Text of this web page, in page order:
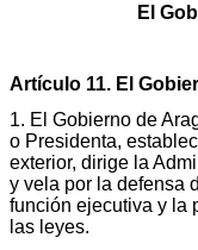
El
Artículo 11. El
1. El Gobierno de
o Presidenta,
exterior, dirige la
y vela por la defensa
función ejecutiva y la
las leyes.